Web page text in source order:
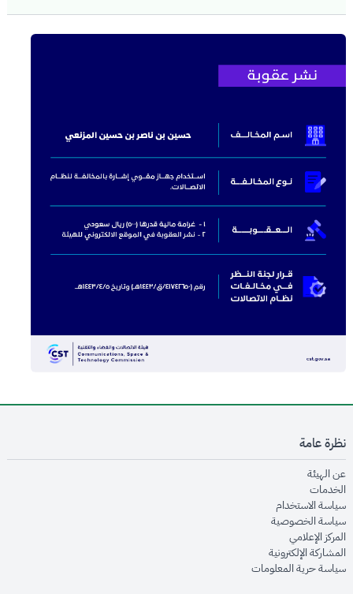
نظرة عامة
عن الهيئةopens in new window
الخدماتopens in new window
سياسة الاستخدام
سياسة الخصوصيةopens in new window
المركز الإعلاميopens in new window
المشاركة الإلكترونيةopens in new window
سياسة حرية المعلوماتopens in new window